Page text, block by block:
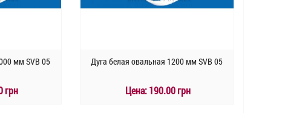
мм SVB 05
грн
Дуга белая овальная 1200 мм SVB 05
Цена:190.00 грн